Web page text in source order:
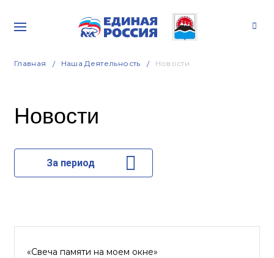
Главная Наша Деятельность Новости
Новости
За период
«Свеча памяти на моем окне»